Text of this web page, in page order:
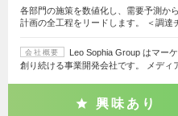
各部門の施策を数値化し、需要予測か
計画の全工程をリードします。 ＜調達
会社概要
Leo Sophia Group はマー
創り続ける事業開発会社です。 メディ
興味あり